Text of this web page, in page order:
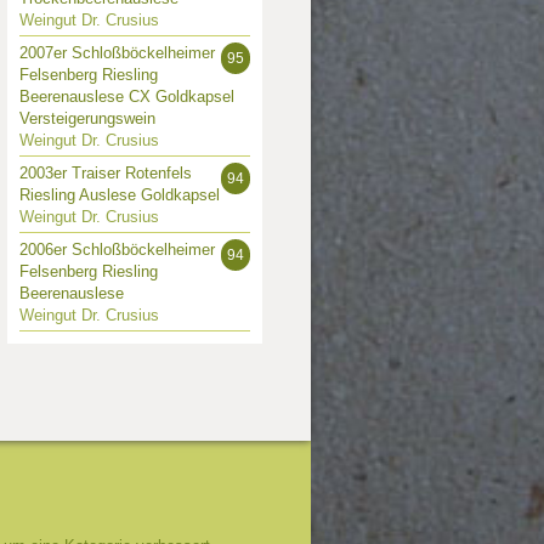
Weingut Dr. Crusius
95
2007er Schloßböckelheimer
Felsenberg Riesling
Beerenauslese CX Goldkapsel
Versteigerungswein
Weingut Dr. Crusius
94
2003er Traiser Rotenfels
Riesling Auslese Goldkapsel
Weingut Dr. Crusius
94
2006er Schloßböckelheimer
Felsenberg Riesling
Beerenauslese
Weingut Dr. Crusius